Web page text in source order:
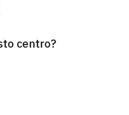
centro?